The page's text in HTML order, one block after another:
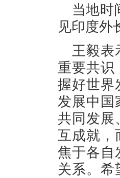
当地时
见印度外
王毅表
重要共识
握好世界
发展中国
共同发展
互成就，
焦于各自
关系。希